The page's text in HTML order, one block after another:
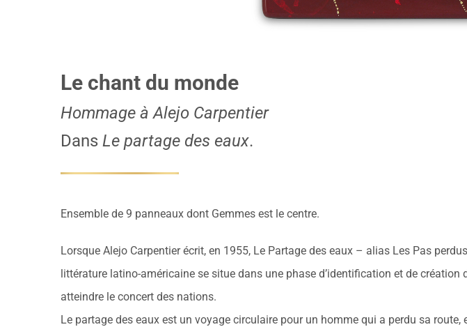
Le chant du monde
Hommage à Alejo Carpentier
Dans Le partage des eaux.
Ensemble de 9 panneaux dont Gemmes est le centre.
Lorsque Alejo Carpentier écrit, en 1955, Le Partage des eaux – alias Les Pas
littérature latino-américaine se situe dans une phase d’identification et de création
atteindre le concert des nations.
Le partage des eaux est un voyage circulaire pour un homme qui a perdu sa route,